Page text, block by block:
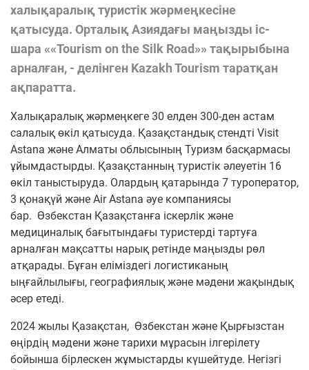
халықаралық туристік жәрмеңкесіне
қатысуда. Орталық Азиядағы маңызды іс-
шара ««Tourism on the Silk Road»» тақырыбына
арналған, - делінген Kazakh Tourism таратқан
ақпаратта.
Халықаралық жәрмеңкеге 30 елден 300-ден астам
салалық өкіл қатысуда. Қазақстандық стендті Visit
Astana және Алматы облысының Туризм басқармасы
ұйымдастырды. Қазақстанның туристік әлеуетін 16
өкіл таныстыруда. Олардың қатарында 7 туроператор,
3 қонақүй және Air Astana әуе компаниясы
бар. Өзбекстан Қазақстанға іскерлік және
медициналық бағытындағы туристерді тартуға
арналған мақсатты нарық ретінде маңызды рөл
атқарады. Бұған еліміздегі логистиканың
ыңғайлылығы, географиялық және мәдени жақындық
әсер етеді.
2024 жылы Қазақстан, Өзбекстан және Қырғызстан
өңірдің мәдени және тарихи мұрасын ілгерілету
бойынша бірлескен жұмыстарды күшейтуде. Негізгі